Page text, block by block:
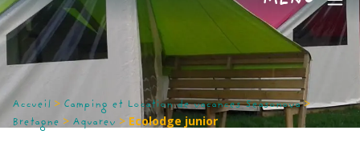
Accueil > Camping et Location de vacances Seasonova>
Bretagne > Aquarev > Ecolodge junior